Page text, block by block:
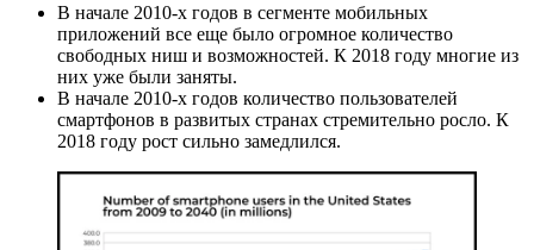
В начале 2010-х годов в сегменте мобильных
приложений все еще было огромное количество
свободных ниш и возможностей. К 2018 году многие из
них уже были заняты.
В начале 2010-х годов количество пользователей
смартфонов в развитых странах стремительно росло. К
2018 году рост сильно замедлился.